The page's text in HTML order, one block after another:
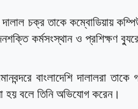
চক্র তাকে কম্বোডিয়ায়
কর্মসংস্থান ও প্রশিক্ষণ
বাংলাদেশি দালালরা
হয় বলে তিনি অভিযোগ করেন।